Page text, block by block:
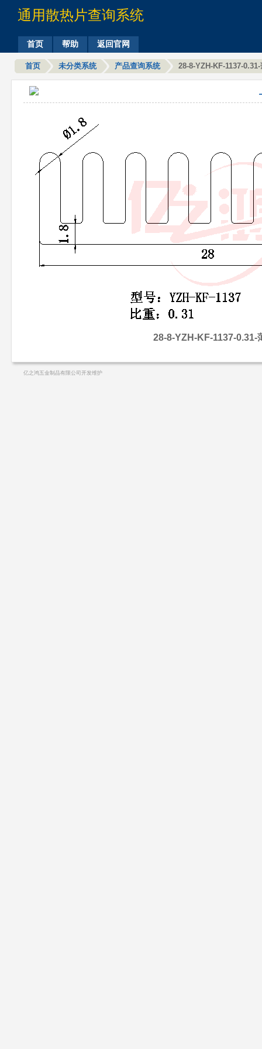
通用散热片查询系统
首页 帮助 返回官网
首页 未分类系统 产品查询系统 28-8-YZH-KF-1137-0.31-
28-8-YZH-KF-1137-0.31-
亿之鸿五金制品有限公司开发维护